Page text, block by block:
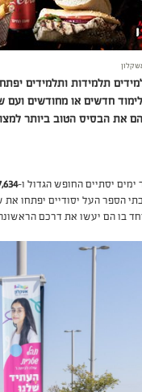
תלמידים תלמידות
חדשים או מחודשים ועם
את הבסיס הטוב ביותר
יסתיים החופש הגדול ו-
הספר העל יסודיים יפתחו
בו הם יעשו את דרכם